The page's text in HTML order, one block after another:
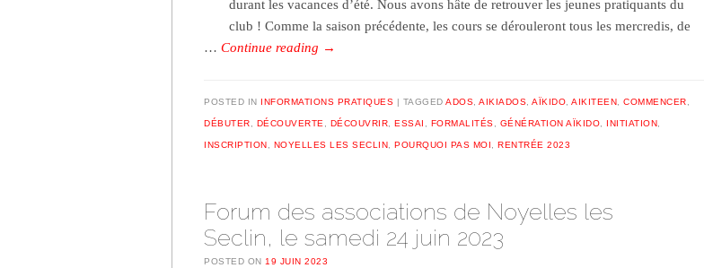
durant les vacances d’été. Nous avons hâte de retrouver les jeunes pratiquants du
club ! Comme la saison précédente, les cours se dérouleront tous les mercredis, de
… Continue reading →
POSTED IN INFORMATIONS PRATIQUES TAGGED ADOS AIKIADOS AÏKIDO AIKITEEN COMMENCER
DÉBUTER DÉCOUVERTE DÉCOUVRIR ESSAI FORMALITÉS GÉNÉRATION AÏKIDO INITIATION
INSCRIPTION NOYELLES LES SECLIN POURQUOI PAS MOI RENTRÉE 2023
Forum des associations de Noyelles les
Seclin, le samedi 24 juin 2023
POSTED ON 19 JUIN 2023